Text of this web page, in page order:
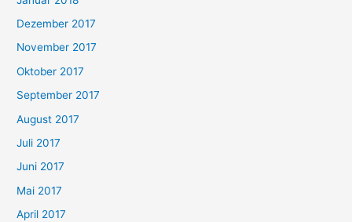
Dezember 2017
November 2017
Oktober 2017
September 2017
August 2017
Juli 2017
Juni 2017
Mai 2017
April 2017